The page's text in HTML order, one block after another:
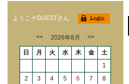
ようこそGUESTさん
<< 2026年8月 >>
日 月 火 水 木 金
土
1
2
3 4 5 6 7
8